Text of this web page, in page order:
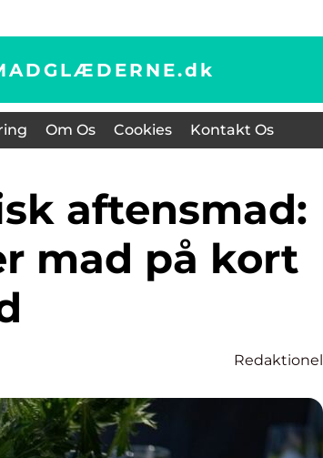
dk
Om Os Cookies Kontakt Os
mad på kort
Redaktionel